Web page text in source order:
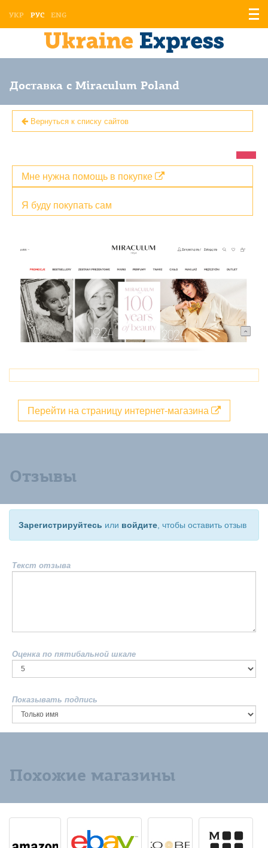
УКР РУС ENG
Доставка с Miraculum Poland
Вернуться к списку сайтов
Я буду покупать сам
Мне нужна помощь в покупке
Перейти на страницу интернет-магазина
Отзывы
Зарегистрируйтесь или войдите , чтобы оставить отзыв
Текст отзыва
Оценка по пятибальной шкале
Показывать подпись
Похожие магазины